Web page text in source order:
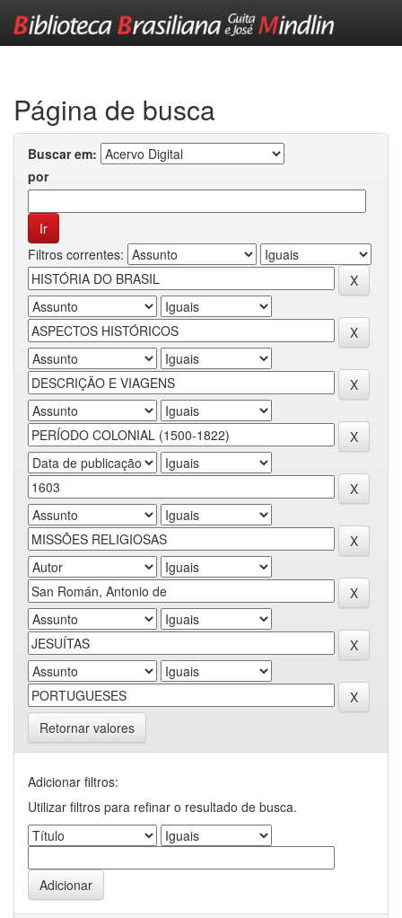
Página de busca
Buscar em:
por
Filtros correntes:
Retornar valores
Adicionar filtros:
Utilizar filtros para refinar o resultado de busca.